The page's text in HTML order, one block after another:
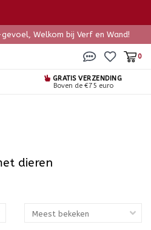
Welkom bij Verf en Wand!
0
GRATIS VERZENDING
Boven de €75 euro
dieren